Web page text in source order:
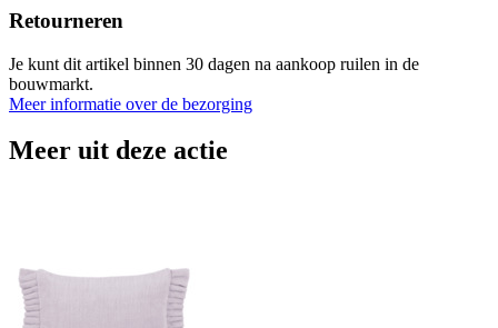
Retourneren
Je kunt dit artikel binnen 30 dagen na aankoop ruilen in de
bouwmarkt.
Meer informatie over de bezorging
Meer uit deze actie